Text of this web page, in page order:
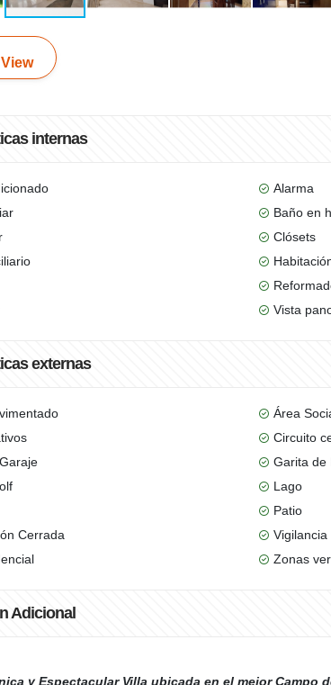
internas
Alarma
Baño en
Clósets
Vista
externas
Área
Circuito
Garita de
Lago
Patio
Cerrada
Vigilancia
Zonas
Adicional
y Espectacular Villa ubicada en el mejor